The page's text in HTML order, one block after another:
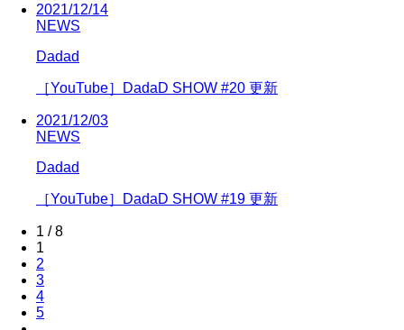
2021/12/14
NEWS
Dadad
［YouTube］DadaD SHOW #20 更新
2021/12/03
NEWS
Dadad
［YouTube］DadaD SHOW #19 更新
1 / 8
1
2
3
4
5